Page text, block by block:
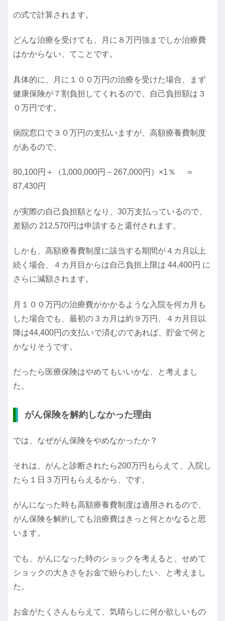
の式で計算されます。
どんな治療を受けても、月に８万円強までしか治療費
はかからない、てことです。
具体的に、月に１００万円の治療を受けた場合、まず
健康保険が７割負担してくれるので、自己負担額は３
０万円です。
病院窓口で３０万円の支払いますが、高額療養費制度
があるので、
80,100円＋（1,000,000円－267,000円）×1％ ＝
87,430円
が実際の自己負担額となり、30万支払っているので、
差額の 212,570円は申請すると還付されます。
しかも、高額療養費制度に該当する期間が４カ月以上
続く場合、４カ月目からは自己負担上限は 44,400円 に
さらに減額されます。
月１００万円の治療費がかかるような入院を何カ月も
した場合でも、最初の３カ月は約９万円、４カ月目以
降は44,400円の支払いで済むのであれば、貯金で何と
かなりそうです。
だったら医療保険はやめてもいいかな、と考えまし
た。
がん保険を解約しなかった理由
では、なぜがん保険をやめなかったか？
それは、がんと診断されたら200万円もらえて、入院し
たら１日３万円もらえるから、です。
がんになった時も高額療養費制度は適用されるので、
がん保険を解約しても治療費はきっと何とかなると思
います。
でも、がんになった時のショックを考えると、せめて
ショックの大きさをお金で紛らわしたい、と考えまし
た。
お金がたくさんもらえて、気晴らしに何か欲しいもの